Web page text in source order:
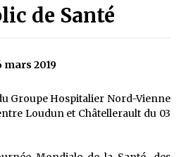
de Santé
mars 2019
Groupe Hospitalier Nord-Vienne
Loudun et Châtellerault du 03